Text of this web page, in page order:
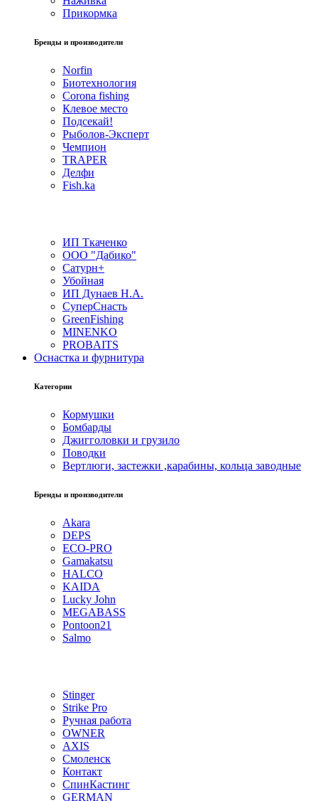
Прикормка
Бренды и производители
Norfin
Биотехнология
Corona fishing
Клевое место
Подсекай!
Рыболов-Эксперт
Чемпион
TRAPER
Делфи
Fish.ka
ИП Ткаченко
ООО "Дабико"
Сатурн+
Убойная
ИП Дунаев Н.А.
СуперСнасть
GreenFishing
MINENKO
PROBAITS
Оснастка и фурнитура
Категории
Кормушки
Бомбарды
Джигголовки и грузило
Поводки
Вертлюги, застежки ,карабины, кольца заводные
Бренды и производители
Akara
DEPS
ECO-PRO
Gamakatsu
HALCO
KAIDA
Lucky John
MEGABASS
Pontoon21
Salmo
Stinger
Strike Pro
Ручная работа
OWNER
AXIS
Смоленск
Контакт
СпинКастинг
GERMAN